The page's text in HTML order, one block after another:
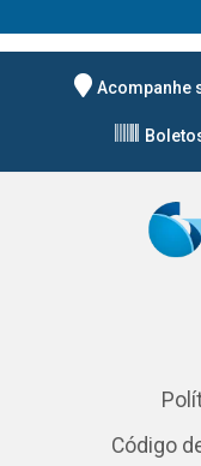
Acompanhe
Código